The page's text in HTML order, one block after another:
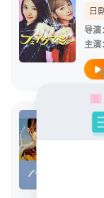
日剧
导演：
主演：
日